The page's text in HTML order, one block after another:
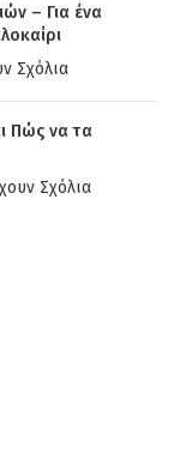
– Για ένα
Σχόλια
Πώς να τα
Σχόλια